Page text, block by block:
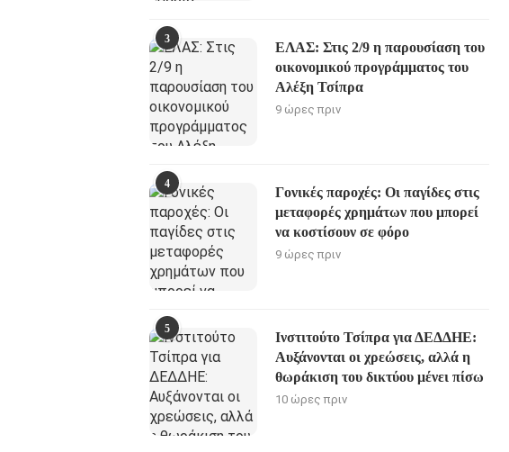
3
ΕΛΑΣ: Στις 2/9 η παρουσίαση του
οικονομικού προγράμματος του
Αλέξη Τσίπρα
9 ώρες πριν
4
Γονικές παροχές: Οι παγίδες στις
μεταφορές χρημάτων που μπορεί
να κοστίσουν σε φόρο
9 ώρες πριν
5
Ινστιτούτο Τσίπρα για ΔΕΔΔΗΕ:
Αυξάνονται οι χρεώσεις, αλλά η
θωράκιση του δικτύου μένει πίσω
10 ώρες πριν